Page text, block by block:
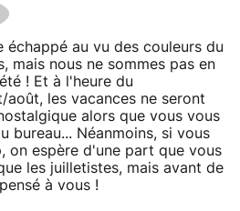
échappé au vu des couleurs du
mais nous ne sommes pas en
! Et à l'heure du
les vacances ne seront
alors que vous vous
bureau... Néanmoins, si vous
on espère d'une part que vous
les juilletistes, mais avant de
à vous !